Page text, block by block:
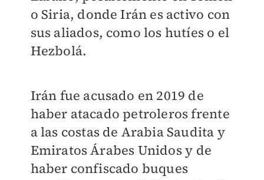
o Siria, donde Irán es activo con
sus aliados, como los hutíes o el
Hezbolá.
Irán fue acusado en 2019 de
haber atacado petroleros frente
a las costas de Arabia Saudita y
Emiratos Árabes Unidos y de
haber confiscado buques